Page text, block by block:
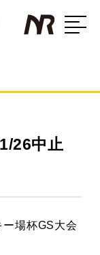
26中止
場杯GS大会